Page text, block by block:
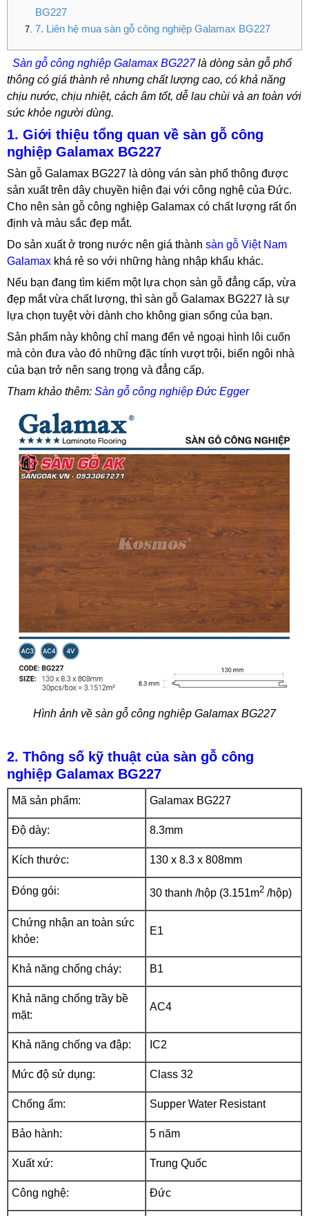
BG227
7. Liên hệ mua sàn gỗ công nghiệp Galamax BG227
Sàn gỗ công nghiệp Galamax BG227là dòng sàn gỗ phổ
thông có giá thành rẻ nhưng chất lượng cao, có khả năng
chịu nước, chịu nhiệt, cách âm tốt, dễ lau chùi và an toàn với
sức khỏe người dùng.
1. Giới thiệu tổng quan về sàn gỗ công
nghiệp Galamax BG227
Sàn gỗ Galamax BG227 là dòng ván sàn phổ thông được
sản xuất trên dây chuyền hiện đại với công nghệ của Đức.
Cho nên sàn gỗ công nghiệp Galamax có chất lượng rất ổn
định và màu sắc đẹp mắt.
Do sản xuất ở trong nước nên giá thành sàn gỗ Việt Nam
Galamax khá rẻ so với những hàng nhập khẩu khác.
Nếu bạn đang tìm kiếm một lựa chọn sàn gỗ đẳng cấp, vừa
đẹp mắt vừa chất lượng, thì sàn gỗ Galamax BG227 là sự
lựa chọn tuyệt vời dành cho không gian sống của bạn.
Sản phẩm này không chỉ mang đến vẻ ngoại hình lôi cuốn
mà còn đưa vào đó những đặc tính vượt trội, biến ngôi nhà
của bạn trở nên sang trọng và đẳng cấp.
Tham khảo thêm: Sàn gỗ công nghiệp Đức Egger
Hình ảnh về sàn gỗ công nghiệp Galamax BG227
2. Thông số kỹ thuật của sàn gỗ công
nghiệp Galamax BG227
Mã sản phẩm: Galamax BG227
Độ dày: 8.3mm
Kích thước: 130 x 8.3 x 808mm
Đóng gói: 30 thanh /hộp (3.151m2 /hộp)
Chứng nhận an toàn sức
khỏe:
E1
Khả năng chống cháy: B1
Khả năng chống trầy bề
mặt:
AC4
Khả năng chống va đập: IC2
Mức độ sử dụng: Class 32
Chống ẩm: Supper Water Resistant
Bảo hành: 5 năm
Xuất xứ: Trung Quốc
Công nghệ: Đức